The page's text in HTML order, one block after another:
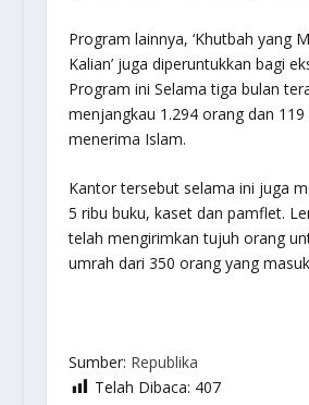
Program lainnya, ‘Khutbah yang
Kalian’ juga diperuntukkan bagi
Program ini Selama tiga bulan
menjangkau 1.294 orang dan
menerima Islam.
Kantor tersebut selama ini juga
5 ribu buku, kaset dan pamflet.
telah mengirimkan tujuh orang
umrah dari 350 orang yang
Sumber: Republika
Telah Dibaca: 407